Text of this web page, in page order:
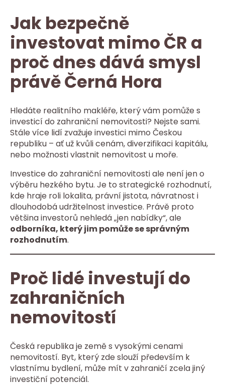
Jak bezpečně
investovat mimo ČR a
proč dnes dává smysl
právě Černá Hora
Hledáte realitního makléře, který vám pomůže s
investicí do zahraniční nemovitosti? Nejste sami.
Stále více lidí zvažuje investici mimo Českou
republiku – ať už kvůli cenám, diverzifikaci kapitálu,
nebo možnosti vlastnit nemovitost u moře.
Investice do zahraniční nemovitosti ale není jen o
výběru hezkého bytu. Je to strategické rozhodnutí,
kde hraje roli lokalita, právní jistota, návratnost i
dlouhodobá udržitelnost investice. Právě proto
většina investorů nehledá „jen nabídky“, ale
odborníka, který jim pomůže se správným
rozhodnutím.
Proč lidé investují do
zahraničních
nemovitostí
Česká republika je země s vysokými cenami
nemovitostí. Byt, který zde slouží především k
vlastnímu bydlení, může mít v zahraničí zcela jiný
investiční potenciál.